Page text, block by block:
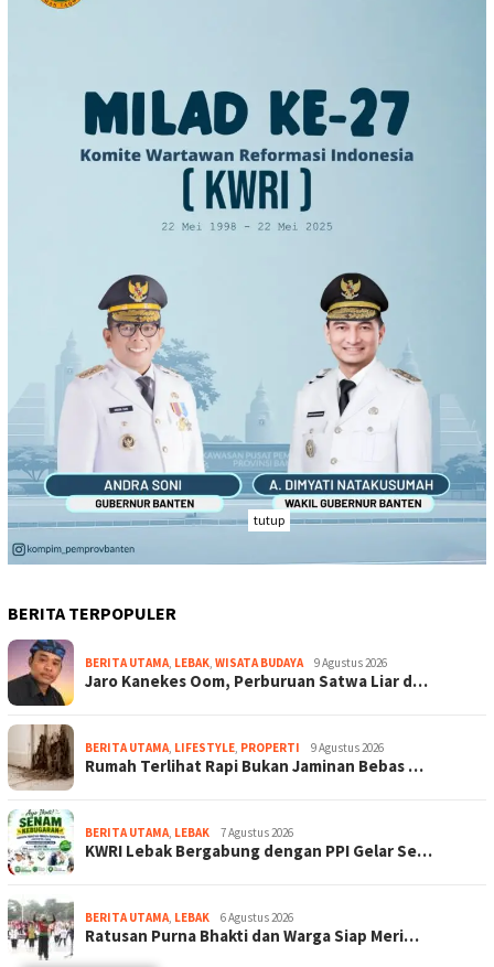
BERITA TERPOPULER
BERITA UTAMA, LEBAK, WISATA BUDAYA 9 Agustus 2026
Jaro Kanekes Oom, Perburuan Satwa Liar d…
BERITA UTAMA, LIFESTYLE, PROPERTI 9 Agustus 2026
Rumah Terlihat Rapi Bukan Jaminan Bebas …
BERITA UTAMA, LEBAK 7 Agustus 2026
KWRI Lebak Bergabung dengan PPI Gelar Se…
BERITA UTAMA, LEBAK 6 Agustus 2026
Ratusan Purna Bhakti dan Warga Siap Meri…
tutup